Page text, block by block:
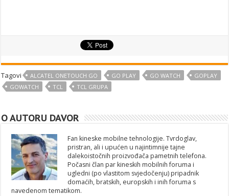
Tagovi ALCATEL ONETOUCH GO GO PLAY GO WATCH
GOPLAY
GOWATCH
TCL TCL GRUPA
O AUTORU DAVOR
Fan kineske mobilne tehnologije. Tvrdoglav,
pristran, ali i upućen u najintimnije tajne
dalekoistočnih proizvođača pametnih telefona.
Počasni član par kineskih mobilnih foruma i
ugledni (po vlastitom svjedočenju) pripadnik
domaćih, bratskih, europskih i inih foruma s
navedenom tematikom.